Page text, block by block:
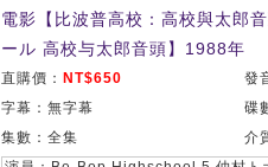
電影【比波普高校：高校與太郎
ール 高校与太郎音頭】1988年
直購價： NT$650
發
字幕：無字幕
碟
集數：全集
介